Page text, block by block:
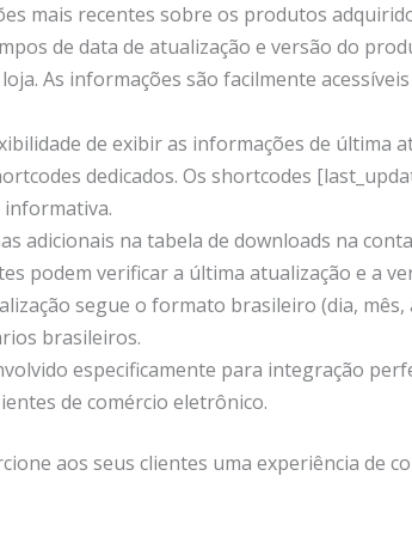
mais recentes sobre os produtos
de data de atualização e versão do
As informações são facilmente
de exibir as informações de última
dedicados. Os shortcodes
adicionais na tabela de downloads na
podem verificar a última atualização e a
segue o formato brasileiro (dia,
brasileiros.
especificamente para integração
de comércio eletrônico.
aos seus clientes uma experiência de